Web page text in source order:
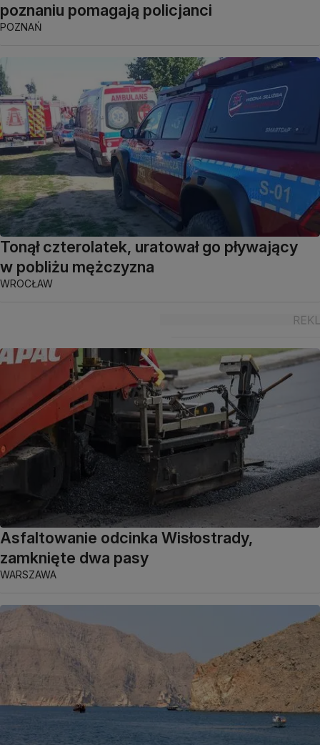
poznaniu pomagają policjanci
POZNAŃ
Tonął czterolatek, uratował go pływający
w pobliżu mężczyzna
WROCŁAW
Asfaltowanie odcinka Wisłostrady,
zamknięte dwa pasy
WARSZAWA